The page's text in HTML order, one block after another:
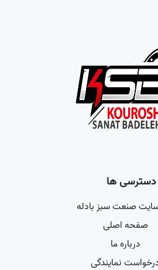
دسترسی ها
صنعت سبز بادله
صفحه اصلی
درباره ما
نمایندگی